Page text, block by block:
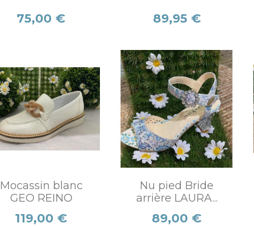
Prix
75,00 € Prix
89,95 €
Mocassin blanc
GEO REINO
Prix
119,00 €
Nu pied Bride
arrière LAURA...
Prix
89,00 €